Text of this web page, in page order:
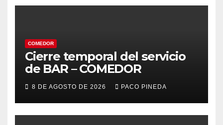
COMEDOR
Cierre temporal del servicio
de BAR – COMEDOR
8 DE AGOSTO DE 2026 PACO PINEDA